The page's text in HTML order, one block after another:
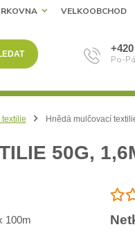
VELKOOBCHOD
Po-
textilie Hnědá mulčovací
50G,